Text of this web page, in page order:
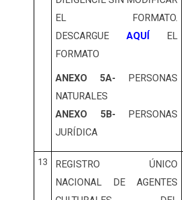
EL FORMATO.
DESCARGUE AQUÍ
EL
FORMATO
ANEXO 5A- PERSONAS
NATURALES
ANEXO 5B- PERSONAS
JURÍDICA
13
REGISTRO ÚNICO
NACIONAL DE AGENTES